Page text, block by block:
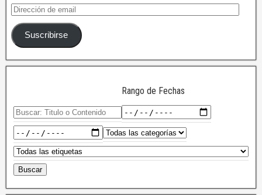
Suscribirse
Rango de Fechas